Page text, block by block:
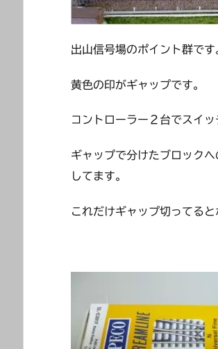
出山信号場のポイント群です
黄色の印がギャップです。
コントローラー２台でスイ
ギャップで分けたブロック
してます。
これだけギャップ切ってる